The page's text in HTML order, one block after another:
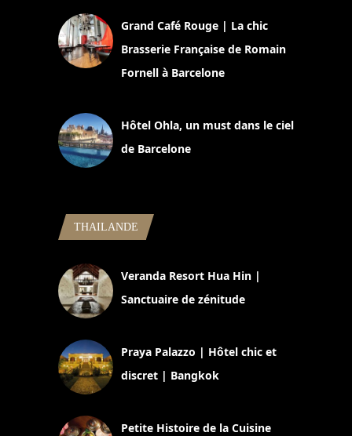
Grand Café Rouge | La chic
Brasserie Française de Romain
Fornell à Barcelone
Hôtel Ohla, un must dans le ciel
de Barcelone
THAILANDE
Veranda Resort Hua Hin |
Sanctuaire de zénitude
Praya Palazzo | Hôtel chic et
discret | Bangkok
Petite Histoire de la Cuisine